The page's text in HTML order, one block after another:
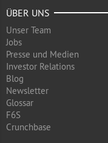
ÜBER UNS
Unser Team
Jobs
Presse und Medien
Investor Relations
Blog
Newsletter
Glossar
F6S
Crunchbase